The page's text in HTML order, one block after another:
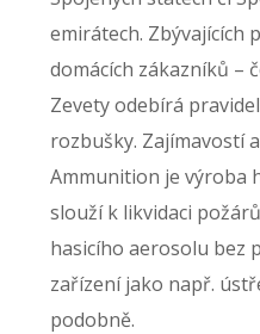
emirátech. Zbývajících
domácích zákazníků –
Zevety odebírá
rozbušky. Zajímavostí
Ammunition je výroba
slouží k likvidaci
hasicího aerosolu bez
zařízení jako např.
podobně.